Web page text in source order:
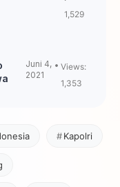
1,529
Juni 4,
2021
Views:
1,353
Kapolri